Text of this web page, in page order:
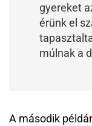
gyereket
érünk el
múlnak a
A második